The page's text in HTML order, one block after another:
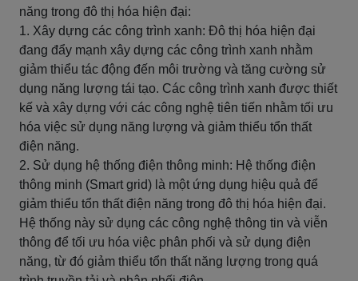
năng trong đô thị hóa hiện đại:
1. Xây dựng các công trình xanh: Đô thị hóa hiện đại
đang đẩy mạnh xây dựng các công trình xanh nhằm
giảm thiểu tác động đến môi trường và tăng cường sử
dụng năng lượng tái tạo. Các công trình xanh được thiết
kế và xây dựng với các công nghệ tiên tiến nhằm tối ưu
hóa việc sử dụng năng lượng và giảm thiểu tổn thất
điện năng.
2. Sử dụng hệ thống điện thông minh: Hệ thống điện
thông minh (Smart grid) là một ứng dụng hiệu quả để
giảm thiểu tổn thất điện năng trong đô thị hóa hiện đại.
Hệ thống này sử dụng các công nghệ thông tin và viễn
thông để tối ưu hóa việc phân phối và sử dụng điện
năng, từ đó giảm thiểu tổn thất năng lượng trong quá